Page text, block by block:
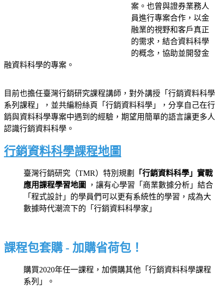
案。也曾與證券業務人
員進行專案合作，以金
融業的視野和客戶真正
的需求，結合資料科學
的概念，協助並開發金
融資料科學的專案。
目前也擔任臺灣行銷研究課程講師，對外講授「行銷資料科學
系列課程」，並共編粉絲頁「行銷資料科學」，分享自己在行
銷與資料科學專案中遇到的經驗，期望用簡單的語言讓更多人
認識行銷資料科學。
行銷資料科學課程地圖
臺灣行銷研究（TMR）特別規劃
「行銷資料科學」實戰
應用課程學習地圖
，讓有心學習「商業數據分析」結合
「程式設計」的學員們可以更有系統性的學習，成為大
數據時代潮流下的「行銷資料科學家」
課程包套購 - 加購省荷包！
購買2020年任一課程，加價購其他「行銷資料科學課程
系列」。